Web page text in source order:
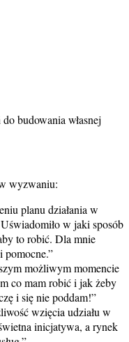
budowania własnej
wyzwaniu:
planu działania w
w jaki sposób
to robić. Dla mnie
pomocne.”
możliwym momencie
co mam robić i jak żeby
i się nie poddam!”
wzięcia udziału w
inicjatywa, a rynek